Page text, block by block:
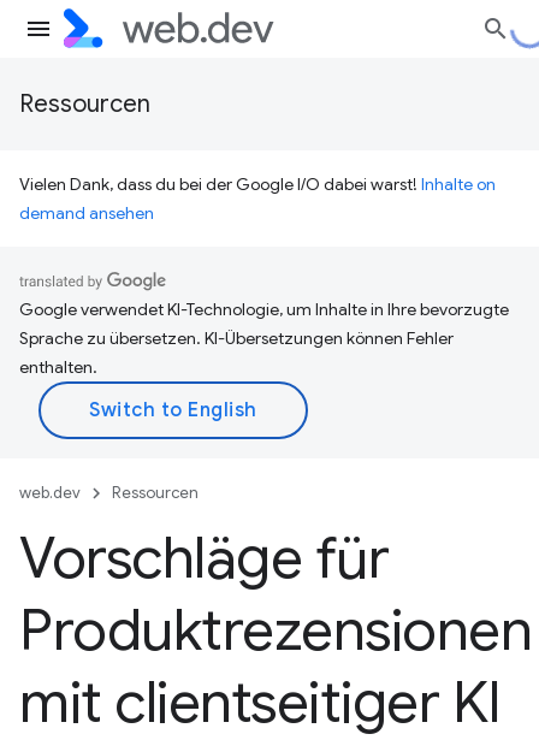
Ressourcen
Vielen Dank, dass du bei der Google I/O dabei warst! Inhalte on
demand ansehen
Google verwendet KI-Technologie, um Inhalte in Ihre bevorzugte
Sprache zu übersetzen. KI-Übersetzungen können Fehler
enthalten.
web.dev Ressourcen
Vorschläge für
Produktrezensionen
mit clientseitiger KI